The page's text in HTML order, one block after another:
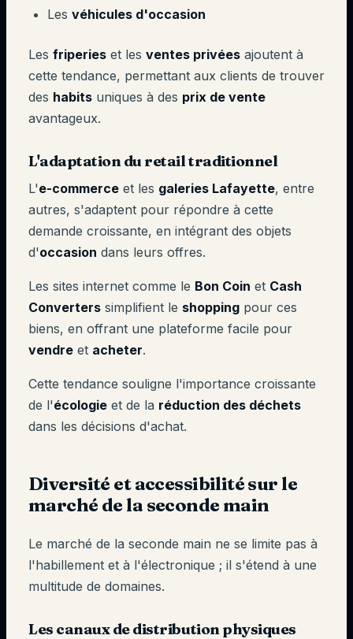
Les véhicules d'occasion
Les friperies et les ventes privées ajoutent à
cette tendance, permettant aux clients de trouver
des habits uniques à des prix de vente
avantageux.
L'adaptation du retail traditionnel
L'e-commerce et les galeries Lafayette, entre
autres, s'adaptent pour répondre à cette
demande croissante, en intégrant des objets
d'occasion dans leurs offres.
Les sites internet comme le Bon Coin et Cash
Converters simplifient le shopping pour ces
biens, en offrant une plateforme facile pour
vendre et acheter.
Cette tendance souligne l'importance croissante
de l'écologie et de la réduction des déchets
dans les décisions d'achat.
Diversité et accessibilité sur le
marché de la seconde main
Le marché de la seconde main ne se limite pas à
l'habillement et à l'électronique ; il s'étend à une
multitude de domaines.
Les canaux de distribution physiques